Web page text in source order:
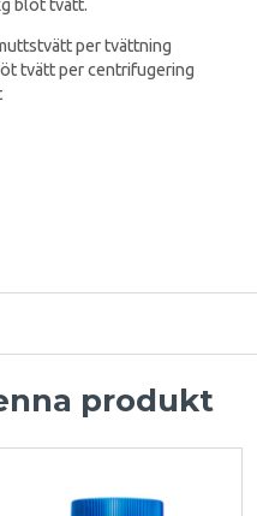
blöt tvätt.
per tvättning
tvätt per centrifugering
produkt